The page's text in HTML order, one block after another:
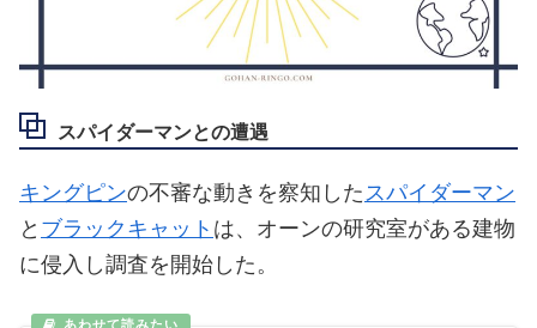
スパイダーマンとの遭遇
キングピンの不審な動きを察知したスパイダーマン
と ブラックキャット は、オーンの研究室がある建物
に侵入し調査を開始した。